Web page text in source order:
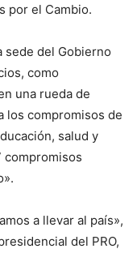
por el Cambio.
sede del Gobierno
como
una rueda de
los compromisos de
salud y
compromisos
a llevar al país»,
del PRO,